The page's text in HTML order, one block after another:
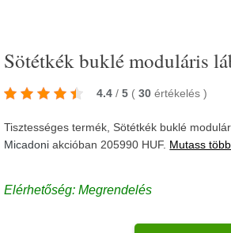
Sötétkék buklé moduláris
4.4 / 5 ( 30 értékelés)
Tisztességes termék, Sötétkék buklé
Micadoni akcióban 205990 HUF. Mutass
Elérhetőség: Megrendelés